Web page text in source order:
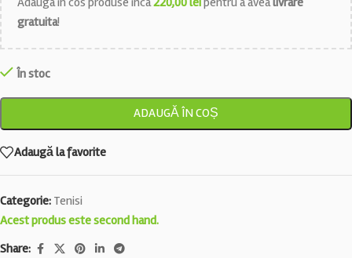
gratuita!
În stoc
ADAUGĂ ÎN COȘ
Adaugă la favorite
Categorie: Tenisi
Acest produs este second hand.
Share: